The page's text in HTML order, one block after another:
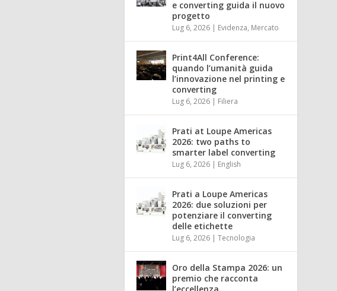
e converting guida il nuovo
progetto
Lug 6, 2026 | Evidenza, Mercato
Print4All Conference:
quando l’umanità guida
l’innovazione nel printing e
converting
Lug 6, 2026 | Filiera
Prati at Loupe Americas
2026: two paths to
smarter label converting
Lug 6, 2026 | English
Prati a Loupe Americas
2026: due soluzioni per
potenziare il converting
delle etichette
Lug 6, 2026 |Tecnologia
Oro della Stampa 2026: un
premio che racconta